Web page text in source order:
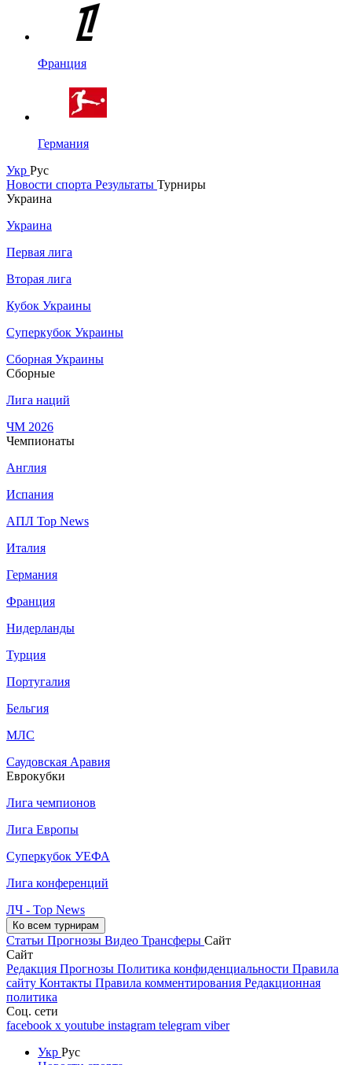
Франция
Германия
Укр Рус
Новости спорта Результаты Турниры
Украина
Украина
Первая лига
Вторая лига
Кубок Украины
Суперкубок Украины
Сборная Украины
Сборные
Лига наций
ЧМ 2026
Чемпионаты
Англия
Испания
АПЛ Top News
Италия
Германия
Франция
Нидерланды
Турция
Португалия
Бельгия
МЛС
Саудовская Аравия
Еврокубки
Лига чемпионов
Лига Европы
Суперкубок УЕФА
Лига конференций
ЛЧ - Top News
Ко всем турнирам
Статьи Прогнозы Видео Трансферы Сайт
Сайт
Редакция Прогнозы Политика конфиденциальности Правила
сайту Контакты Правила комментирования Редакционная
политика
Соц. сети
facebook x youtube instagram telegram viber
Укр Рус